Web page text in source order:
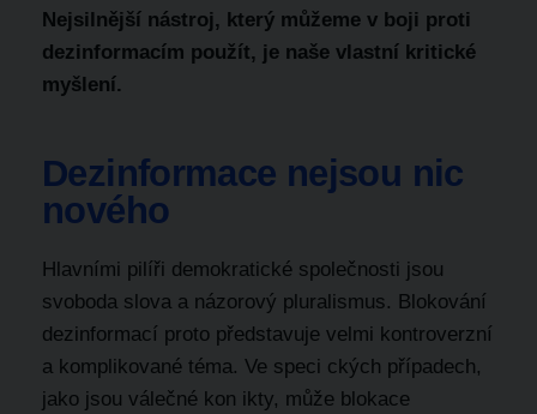
Nejsilnější nástroj, který můžeme v boji proti
dezinformacím použít, je naše vlastní kritické
myšlení.
Dezinformace nejsou nic
nového
Hlavními pilíři demokratické společnosti jsou
svoboda slova a názorový pluralismus. Blokování
dezinformací proto představuje velmi kontroverzní
a komplikované téma. Ve speci ckých případech,
jako jsou válečné kon ikty, může blokace